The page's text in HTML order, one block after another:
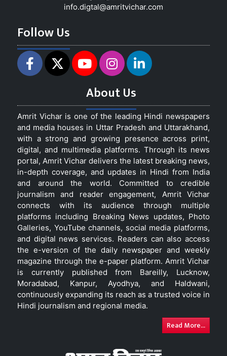
info.digtal@amritvichar.com
Follow Us
About Us
Amrit Vichar is one of the leading Hindi newspapers
and media houses in Uttar Pradesh and Uttarakhand,
with a strong and growing presence across print,
digital, and multimedia platforms. Through its news
portal, Amrit Vichar delivers the latest breaking news,
in-depth coverage, and updates in Hindi from India
and around the world. Committed to credible
journalism and reader engagement, Amrit Vichar
connects with its audience through multiple
platforms including Breaking News updates, Photo
Galleries, YouTube channels, social media platforms,
and digital news services. Readers can also access
the e-version of the daily newspaper and weekly
magazine through the e-paper platform. Amrit Vichar
is currently published from Bareilly, Lucknow,
Moradabad, Kanpur, Ayodhya, and Haldwani,
continuously expanding its reach as a trusted voice in
Hindi journalism and regional media.
Read More...